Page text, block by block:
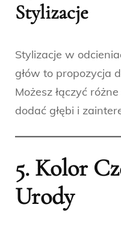
Stylizacje
Stylizacje w
głów to propozycja
Możesz łączyć
dodać głębi i
5. Kolor
Urody